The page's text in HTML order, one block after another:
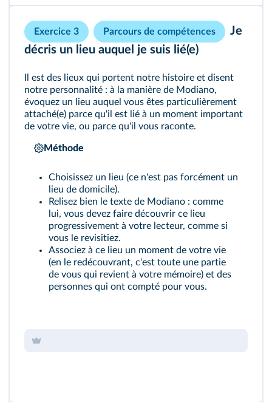
Exercice 3 Parcours de compétences
Je
décris un lieu auquel je suis lié(e)
Il est des lieux qui portent notre histoire et disent
notre personnalité : à la manière de Modiano,
évoquez un lieu auquel vous êtes particulièrement
attaché(e) parce qu'il est lié à un moment important
de votre vie, ou parce qu'il vous raconte.
Méthode
Choisissez un lieu (ce n'est pas forcément un
lieu de domicile).
Relisez bien le texte de Modiano : comme
lui, vous devez faire découvrir ce lieu
progressivement à votre lecteur, comme si
vous le revisitiez.
Associez à ce lieu un moment de votre vie
(en le redécouvrant, c'est toute une partie
de vous qui revient à votre mémoire) et des
personnes qui ont compté pour vous.